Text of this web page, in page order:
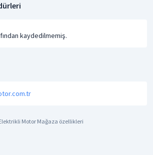
kaydedilmemiş.
Motor Mağaza özellikleri